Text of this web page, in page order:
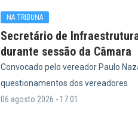
NA TRIBUNA
Secretário de
durante sessão da Câmara
Convocado pelo vereador Paulo
questionamentos dos vereadores
06 agosto 2026 - 17:01